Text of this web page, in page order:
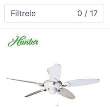
Filtrele 0 / 17